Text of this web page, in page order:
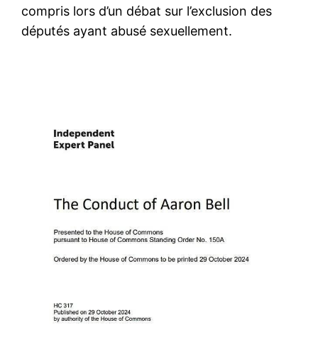
compris lors d’un débat sur l’exclusion des
députés ayant abusé sexuellement.